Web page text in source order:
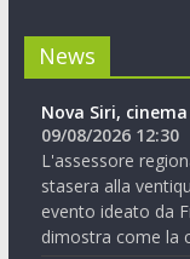
News
Nova Siri,
09/08/2026 12:30
L'assessore
stasera alla
evento ideato da
dimostra come la